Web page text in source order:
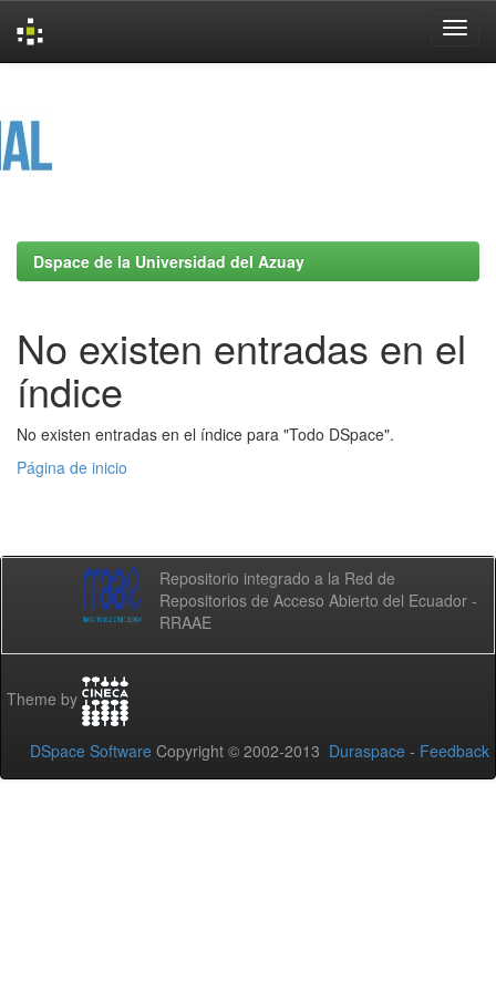
Dspace de la Universidad del Azuay
No existen entradas en el
índice
No existen entradas en el índice para "Todo DSpace".
Página de inicio
Repositorio integrado a la Red de
Repositorios de Acceso Abierto del Ecuador -
RRAAE
Theme by
DSpace Software Copyright © 2002-2013 Duraspace - Feedback